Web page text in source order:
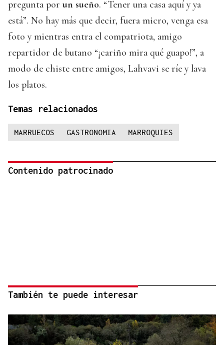
pregunta por un sueño. “Tener una casa aquí y ya
está”. No hay más que decir, fuera micro, venga esa
foto y mientras entra el compatriota, amigo
repartidor de butano “¡cariño mira qué guapo!”, a
modo de chiste entre amigos, Lahvavi se ríe y lava
los platos.
Temas relacionados
MARRUECOS GASTRONOMIA MARROQUIES
Contenido patrocinado
También te puede interesar